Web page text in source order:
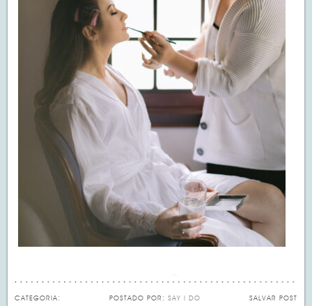
CATEGORIA: SALVAR POST
POSTADO POR: SAY I DO